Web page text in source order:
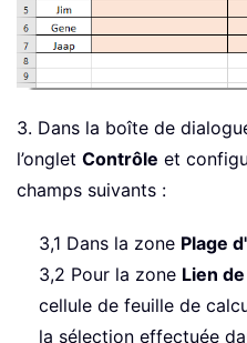
3. Dans la boîte de
l’onglet Contrôle et
champs suivants :
3,1 Dans la zone Plage
3,2 Pour la zone Lien
cellule de feuille de
la sélection effectuée